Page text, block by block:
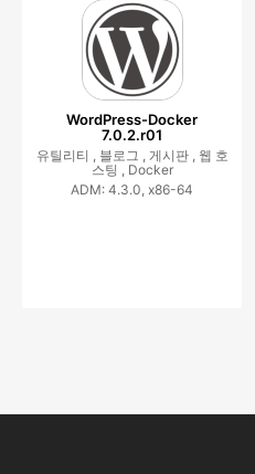
WordPress-Docker
7.0.2.r01
유틸리티 , 블로그 , 게시판 , 웹 호
스팅 , Docker
ADM: 4.3.0, x86-64